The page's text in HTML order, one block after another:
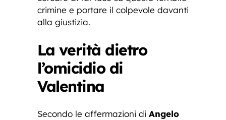
crimine e portare il colpevole davanti
alla giustizia.
La verità dietro
l’omicidio di
Valentina
Secondo le affermazioni di Angelo